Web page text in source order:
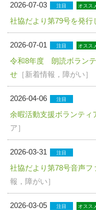
2026-07-03 注目 オスス
社協だより第79号を発行
2026-07-01 注目 オスス
令和8年度 朗読ボラン
せ ［新着情報，障がい］
2026-04-06 注目
余暇活動支援ボランティ
ア］
2026-03-31 注目
社協だより第78号音声フ
報，障がい］
2026-03-05 注目 オスス